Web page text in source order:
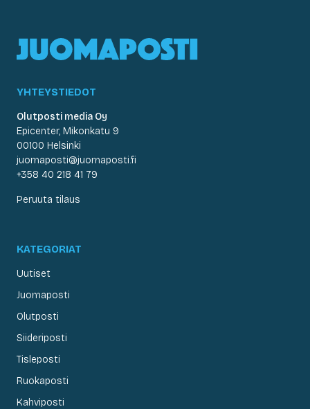
YHTEYSTIEDOT
Olutposti media Oy
Epicenter, Mikonkatu 9
00100 Helsinki
juomaposti@juomaposti.fi
+358 40 218 41 79
Peruuta tilaus
KATEGORIAT
Uutiset
Juomaposti
Olutposti
Siideriposti
Tisleposti
Ruokaposti
Kahviposti